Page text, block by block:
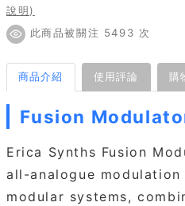
說明)
此商品被關注 5493 次
商品介紹 使用評論 購
Fusion
Erica Synths Fusion
all-analogue
modular systems,